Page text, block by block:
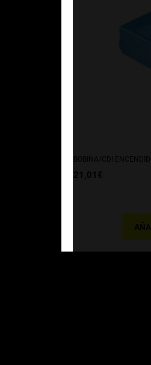
BOBINA/CDI
21,01 €